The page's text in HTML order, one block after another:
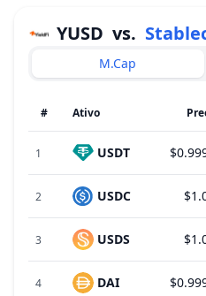
YUSD vs.
M.Cap
# Ativo
1 USDT
2 USDC
3 USDS
4 DAI